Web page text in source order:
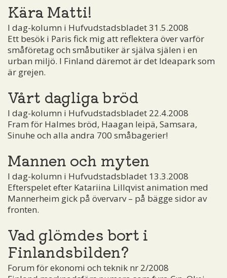
Kära Matti!
I dag-kolumn i Hufvudstadsbladet 31.5.2008
Ett besök i Paris fick mig att reflektera över varför
småföretag och småbutiker är själva själen i en
urban miljö. I Finland däremot är det Ideapark som
är grejen.
Vårt dagliga bröd
I dag-kolumn i Hufvudstadsbladet 22.4.2008
Fram för Halmes bröd, Haagan leipä, Samsara,
Sinuhe och alla andra 700 småbagerier!
Mannen och myten
I dag-kolumn i Hufvudstadsbladet 13.3.2008
Efterspelet efter Katariina Lillqvist animation med
Mannerheim gick på övervarv – på bägge sidor av
fronten.
Vad glömdes bort i
Finlandsbilden?
Forum för ekonomi och teknik nr 2/2008